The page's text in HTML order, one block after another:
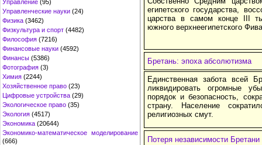
Управление (95)
Управленческие науки (24)
Физика (3462)
Физкультура и спорт (4482)
Философия (7216)
Финансовые науки (4592)
Финансы (5386)
Фотография (3)
Химия (2244)
Хозяйственное право (23)
Цифровые устройства (29)
Экологическое право (35)
Экология (4517)
Экономика (20644)
Экономико-математическое моделирование
(666)
египетского государства,
царства в самом конце III
южного верхнеегипетского
Бретань: эпоха абсолютизма
Единственная забота всей
ликвидировать огромные
порядок и безопасность,
страну. Население
религиозных смут.
Потеря независимости Бретани